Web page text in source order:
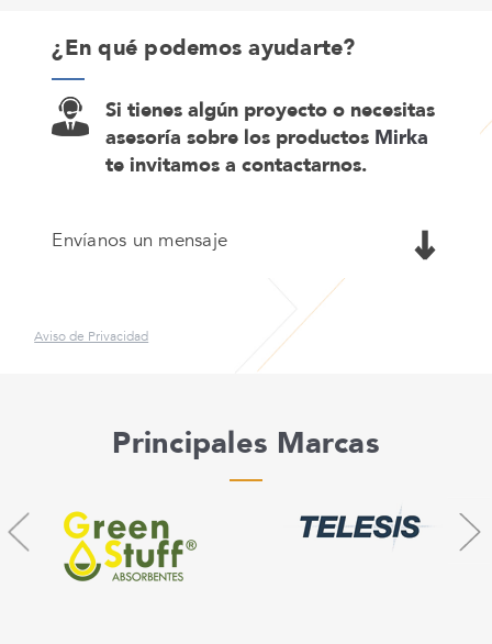
¿En qué podemos ayudarte?
Si tienes algún proyecto o necesitas
asesoría sobre los productos Mirka
te invitamos a contactarnos.
Envíanos un mensaje
Aviso de Privacidad
Principales Marcas